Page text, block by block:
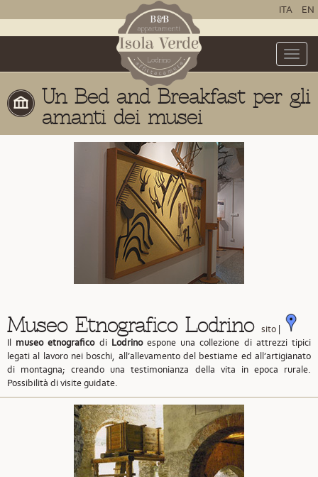
ITA EN
Toggle
Un Bed and Breakfast per gli
amanti dei musei
Museo Etnografico Lodrino sito |
Il museo etnograficodi Lodrinoespone una collezione di attrezzi tipici
legati al lavoro nei boschi, all’allevamento del bestiame ed all’artigianato
di montagna; creando una testimonianza della vita in epoca rurale.
Possibilità di visite guidate.